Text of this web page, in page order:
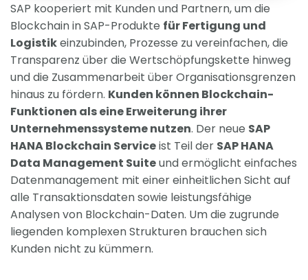
SAP kooperiert mit Kunden und Partnern, um die
Blockchain in SAP-Produkte für Fertigung und
Logistikeinzubinden, Prozesse zu vereinfachen, die
Transparenz über die Wertschöpfungskette hinweg
und die Zusammenarbeit über Organisationsgrenzen
hinaus zu fördern. Kunden können Blockchain-
Funktionen als eine Erweiterung ihrer
Unternehmenssysteme nutzen. Der neue SAP
HANA Blockchain Serviceist Teil der SAP HANA
Data Management Suiteund ermöglicht einfaches
Datenmanagement mit einer einheitlichen Sicht auf
alle Transaktionsdaten sowie leistungsfähige
Analysen von Blockchain-Daten. Um die zugrunde
liegenden komplexen Strukturen brauchen sich
Kunden nicht zu kümmern.